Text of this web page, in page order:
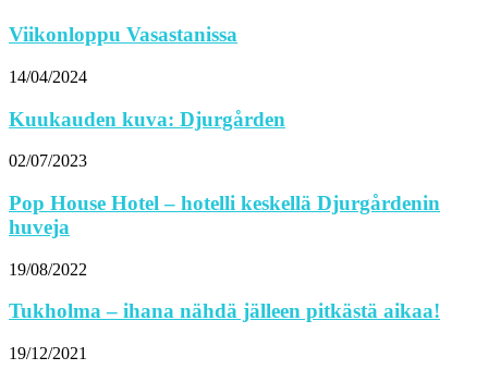
Viikonloppu Vasastanissa
14/04/2024
Kuukauden kuva: Djurgården
02/07/2023
Pop House Hotel – hotelli keskellä Djurgårdenin
huveja
19/08/2022
Tukholma – ihana nähdä jälleen pitkästä aikaa!
19/12/2021